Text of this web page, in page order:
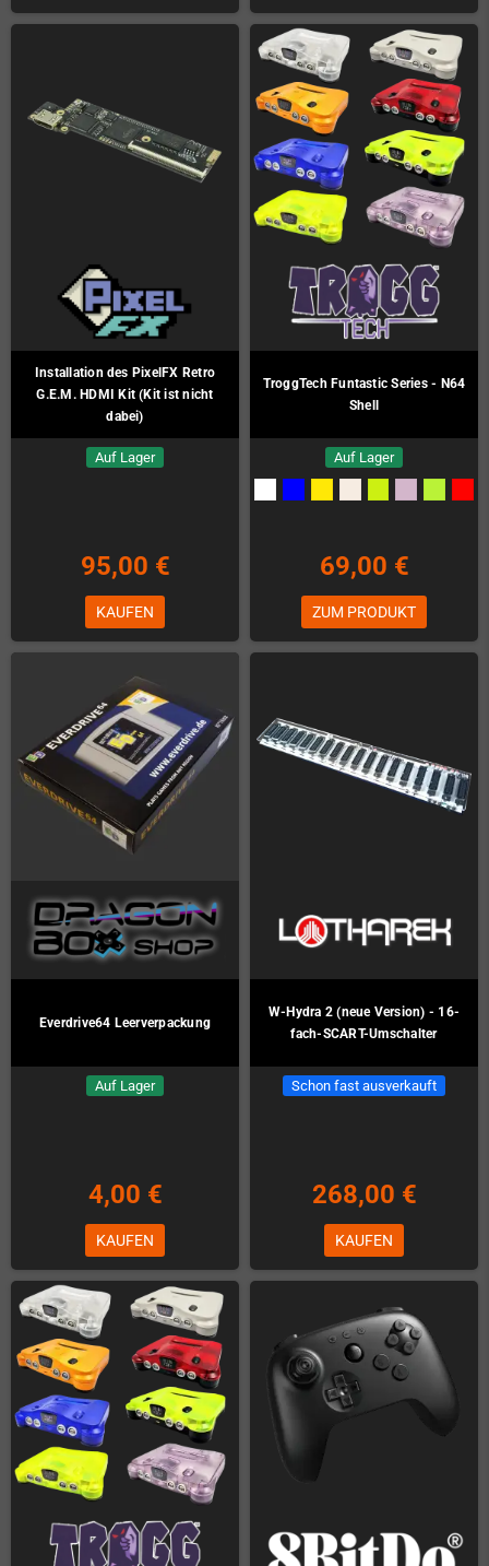
Installation des PixelFX Retro
G.E.M. HDMI Kit (Kit ist nicht
dabei)
Auf Lager
95,00 €
KAUFEN
TroggTech Funtastic Series - N64
Shell
Auf Lager
69,00 €
ZUM PRODUKT
Everdrive64 Leerverpackung
Auf Lager
4,00 €
KAUFEN
W-Hydra 2 (neue Version) - 16-
fach-SCART-Umschalter
Schon fast ausverkauft
268,00 €
KAUFEN